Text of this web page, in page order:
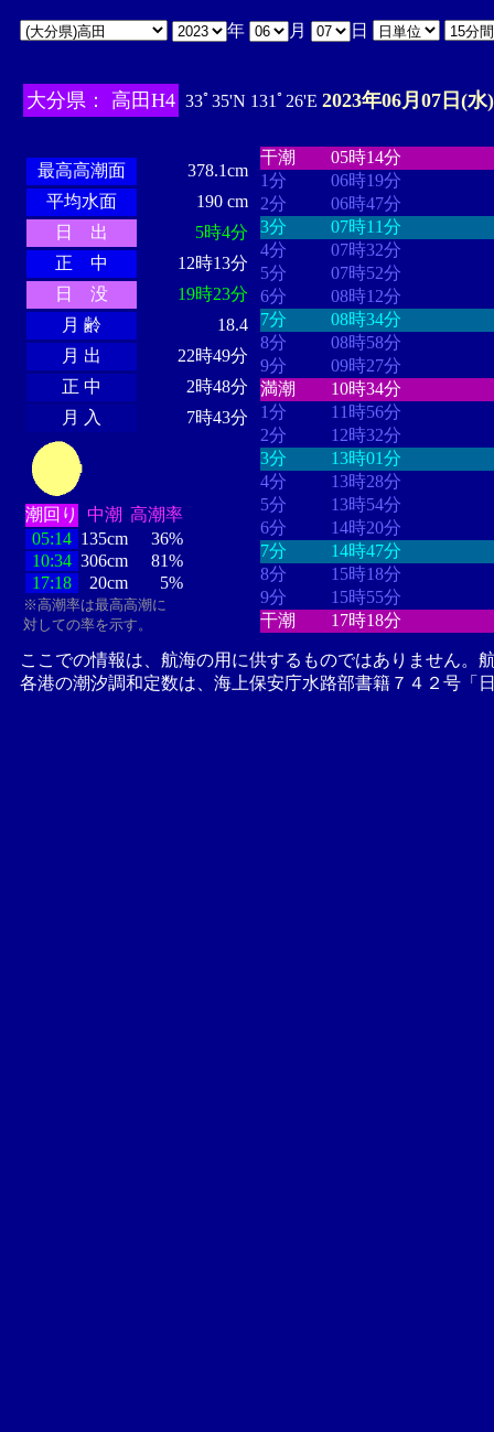
年 月 日
大分県： 高田H4 33ﾟ35'N 131ﾟ26'E 2023年06月07日(水)
最高高潮面
378.1cm
平均水面
190 cm
日 出
5時4分
正 中
12時13分
日 没
19時23分
月 齢
18.4
月 出
22時49分
正 中
2時48分
月 入
7時43分
潮回り 中潮 高潮率
05:14 135cm
36%
10:34 306cm
81%
17:18
20cm 5%
※高潮率は最高高潮に
対しての率を示す。
干潮
05時14分
1分
06時19分
2分
06時47分
3分
07時11分
4分
07時32分
5分
07時52分
6分
08時12分
7分
08時34分
8分
08時58分
9分
09時27分
満潮
10時34分
1分
11時56分
2分
12時32分
3分
13時01分
4分
13時28分
5分
13時54分
6分
14時20分
7分
14時47分
8分
15時18分
9分
15時55分
干潮
17時18分
ここでの情報は、航海の用に供するものではありません。
各港の潮汐調和定数は、海上保安庁水路部書籍７４２号「